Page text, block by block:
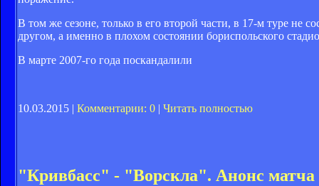
В том же сезоне, только в его второй части, в 17-м туре
другом, а именно в плохом состоянии бориспольского
В марте 2007-го года поскандалили
10.03.2015 | Комментарии: 0 | Читать полностью
"Кривбасс" - "Ворскла". Анонс матча